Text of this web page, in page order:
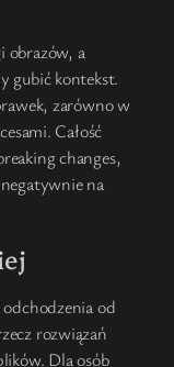
obrazów, a
gubić kontekst.
zarówno w
Całość
changes,
na
od
rozwiązań
Dla osób